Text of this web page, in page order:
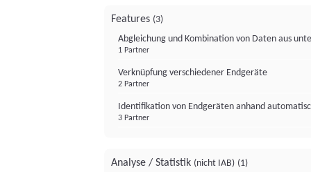
Features (3)
Abgleichung und Kombination von Daten aus
1 Partner
Verknüpfung verschiedener Endgeräte
2 Partner
Identifikation von Endgeräten anhand
3 Partner
Analyse / Statistik (nicht IAB) (1)